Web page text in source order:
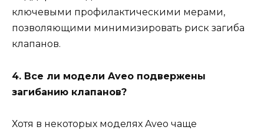
ключевыми профилактическими мерами,
позволяющими минимизировать риск загиба
клапанов.
4. Все ли модели Aveo подвержены
загибанию клапанов?
Хотя в некоторых моделях Aveo чаще